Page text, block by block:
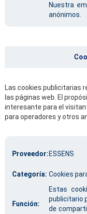
Nuestra
anónimos.
Las cookies publicitarias
las páginas web. El
interesante para el
para operadores y otros
Proveedor: ESSENS
Categoría: Cookies
Función:
Estas
publicitario
de